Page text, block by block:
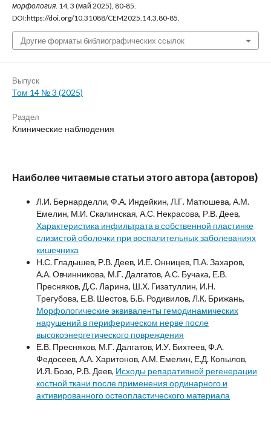
морфология . 14, 3 (май 2025), 80-85.
DOI:https://doi.org/10.31088/CEM2025.14.3.80-85.
Другие форматы библиографических ссылок
Выпуск
Том 14 № 3 (2025)
Раздел
Клинические наблюдения
Наиболее читаемые статьи этого автора (авторов)
Л.И. Бернарделли, Ф.А. Индейкин, Л.Г. Матюшева, А.М.
Емелин, М.И. Скалинская, А.С. Некрасова, Р.В. Деев,
Характеристика инфильтрата в собственной пластинке
слизистой оболочки при воспалительных заболеваниях
кишечника
Н.С. Гладышев, Р.В. Деев, И.Е. Онницев, П.А. Захаров,
А.А. Овчинникова, М.Г. Далгатов, А.С. Бучака, Е.В.
Пресняков, Д.С. Ларина, Ш.Х. Гизатуллин, И.Н.
Трегубова, Е.В. Шестов, Б.Б. Родивилов, Л.К. Брижань,
Морфологические эквиваленты гемодинамических
нарушений в периферическом нерве после
высокоэнергетического повреждения
Е.В. Пресняков, М.Г. Далгатов, И.У. Бихтеев, Ф.А.
Федосеев, А.А. Харитонов, А.М. Емелин, Е.Д. Копылов,
И.Я. Бозо, Р.В. Деев, Исходы репаративной регенерации
костной ткани после применения ординарного и
активированного остеопластического материала